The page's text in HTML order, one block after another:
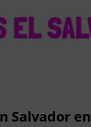
Salvador en